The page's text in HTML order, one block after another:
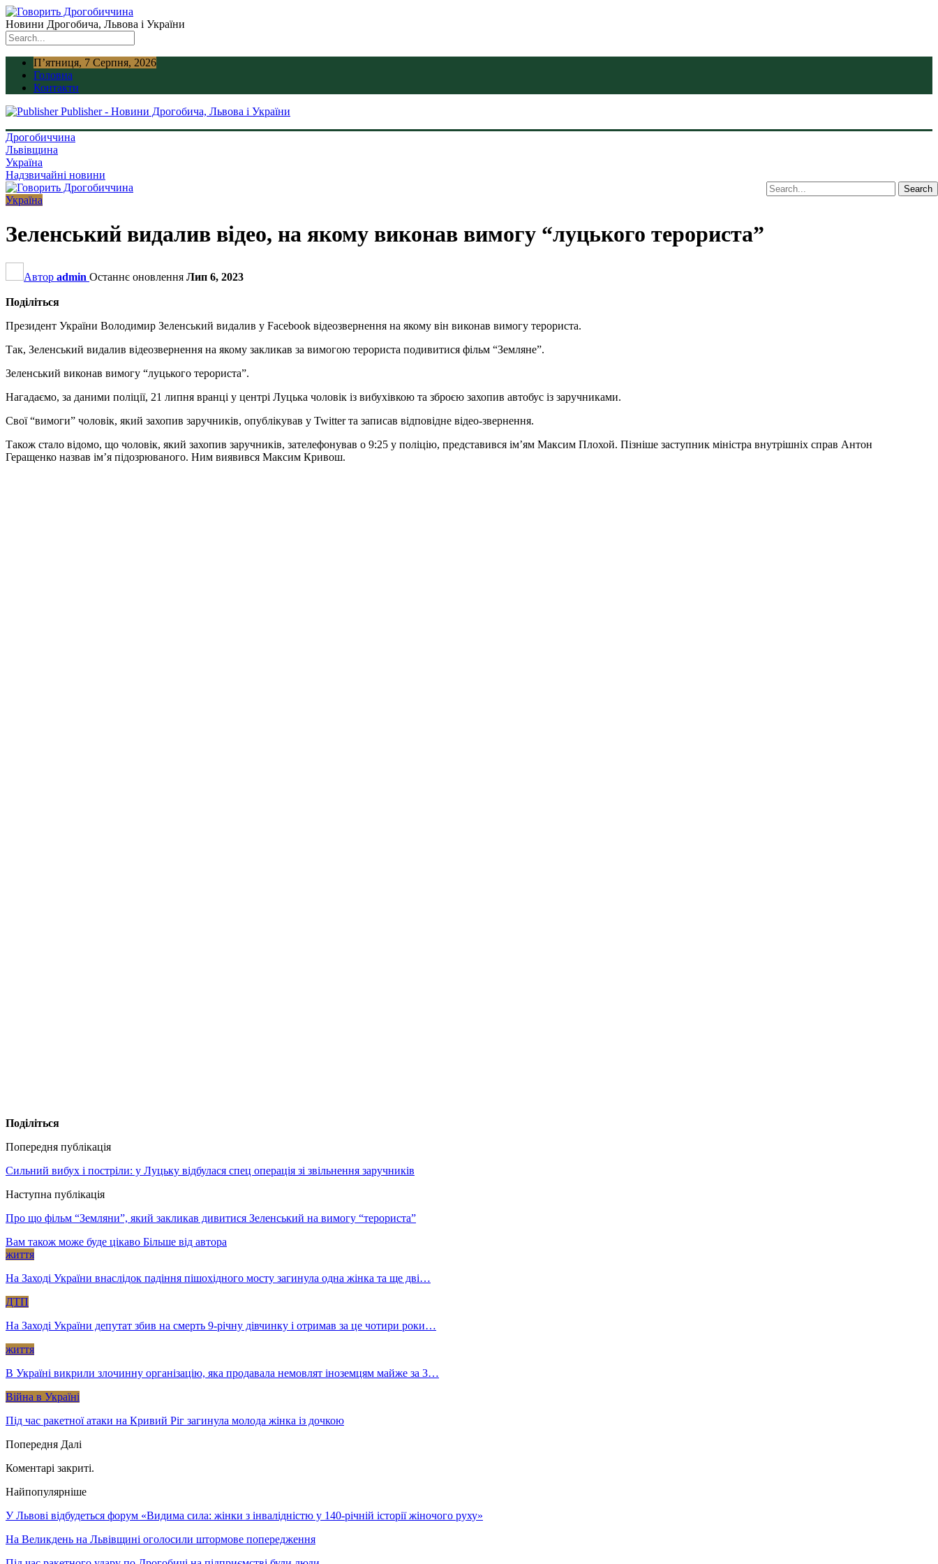
Новини Дрогобича, Львова і України
П’ятниця, 7 Серпня, 2026
Головна
Контакти
Publisher - Новини Дрогобича, Львова і України
Дрогобиччина
Львівщина
Україна
Надзвичайні новини
Україна
Зеленський видалив відео, на якому виконав вимогу “луцького терориста”
Автор admin Останнє оновлення Лип 6, 2023
Поділіться
Президент України Володимир Зеленський видалив у Facebook відеозвернення на якому він виконав вимогу терориста.
Так, Зеленський видалив відеозвернення на якому закликав за вимогою терориста подивитися фільм “Земляне”.
Зеленський виконав вимогу “луцького терориста”.
Нагадаємо, за даними поліції, 21 липня вранці у центрі Луцька чоловік із вибухівкою та зброєю захопив автобус із заручниками.
Свої “вимоги” чоловік, який захопив заручників, опублікував у Twitter та записав відповідне відео-звернення.
Також стало відомо, що чоловік, який захопив заручників, зателефонував о 9:25 у поліцію, представився ім’ям Максим Плохой. Пізніше заступник міністра внутрішніх справ Антон
Геращенко назвав ім’я підозрюваного. Ним виявився Максим Кривош.
Поділіться
Попередня публікація
Сильний вибух і постріли: у Луцьку відбулася спец операція зі звільнення заручників
Наступна публікація
Про що фільм “Земляни”, який закликав дивитися Зеленський на вимогу “терориста”
Вам також може буде цікаво Більше від автора
життя
На Заході України внаслідок падіння пішохідного мосту загинула одна жінка та ще дві…
ДТП
На Заході України депутат збив на смерть 9-річну дівчинку і отримав за це чотири роки…
життя
В Україні викрили злочинну організацію, яка продавала немовлят іноземцям майже за 3…
Війна в Україні
Під час ракетної атаки на Кривий Ріг загинула молода жінка із дочкою
Попередня Далі
Коментарі закриті.
Найпопулярніше
У Львові відбудеться форум «Видима сила: жінки з інвалідністю у 140-річній історії жіночого руху»
На Великдень на Львівщині оголосили штормове попередження